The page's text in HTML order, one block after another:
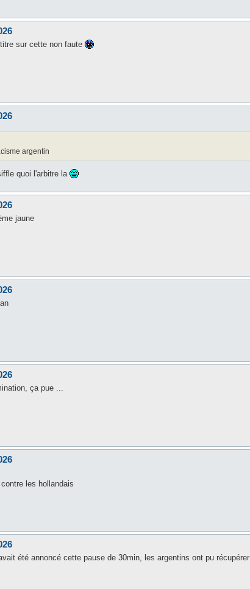
titre sur cette non faute
argentin
quoi l'arbitre la
jaune
ça pue ...
les hollandais
été annoncé cette pause de 30min, les argentins ont pu récupérer